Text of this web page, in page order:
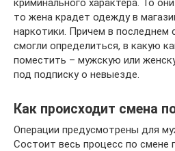
то жена крадет одежду в
наркотики. Причем в последнем
смогли определиться, в какую
поместить – мужскую или
под подписку о невыезде.
Как происходит смена
Операции предусмотрены для
Состоит весь процесс по смене